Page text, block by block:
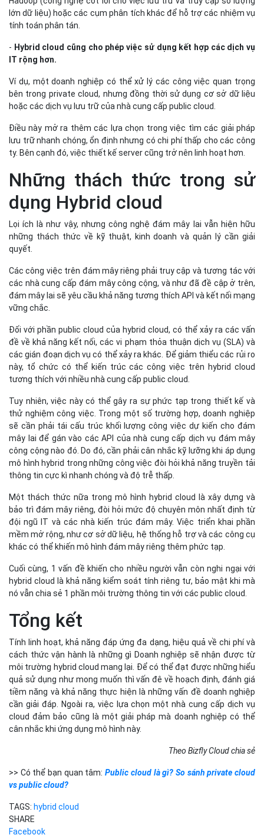
lớn dữ liệu) hoặc các cụm phân tích khác để hỗ trợ các nhiệm vụ
tính toán phân tán.
- Hybrid cloud cũng cho phép việc sử dụng kết hợp các dịch vụ
IT rộng hơn.
Ví dụ, một doanh nghiệp có thể xử lý các công việc quan trọng
bên trong private cloud, nhưng đồng thời sử dụng cơ sở dữ liệu
hoặc các dịch vụ lưu trữ của nhà cung cấp public cloud.
Điều này mở ra thêm các lựa chọn trong việc tìm các giải pháp
lưu trữ nhanh chóng, ổn định nhưng có chi phí thấp cho các công
ty. Bên cạnh đó, việc thiết kế server cũng trở nên linh hoạt hơn.
Những thách thức trong sử
dụng Hybrid cloud
Lọi ích là như vậy, nhưng công nghệ đám mây lai vẫn hiện hữu
những thách thức về kỹ thuật, kinh doanh và quản lý cần giải
quyết.
Các công việc trên đám mây riêng phải truy cập và tương tác với
các nhà cung cấp đám mây công cộng, và như đã đề cập ở trên,
đám mây lai sẽ yêu cầu khả năng tương thích API và kết nối mạng
vững chắc.
Đối với phần public cloud của hybrid cloud, có thể xảy ra các vấn
đề về khả năng kết nối, các vi phạm thỏa thuận dịch vụ (SLA) và
các gián đoạn dịch vụ có thể xảy ra khác. Để giảm thiểu các rủi ro
này, tổ chức có thể kiến trúc các công việc trên hybrid cloud
tương thích với nhiều nhà cung cấp public cloud.
Tuy nhiên, việc này có thể gây ra sự phức tạp trong thiết kế và
thử nghiệm công việc. Trong một số trường hợp, doanh nghiệp
sẽ cần phải tái cấu trúc khối lượng công việc dự kiến cho đám
mây lai để gán vào các API của nhà cung cấp dịch vụ đám mây
công cộng nào đó. Do đó, cần phải cân nhắc kỹ lưỡng khi áp dụng
mô hình hybrid trong những công việc đòi hỏi khả năng truyền tải
thông tin cực kì nhanh chóng và độ trễ thấp.
Một thách thức nữa trong mô hình hybrid cloud là xây dựng và
bảo trì đám mây riêng, đòi hỏi mức độ chuyên môn nhất định từ
đội ngũ IT và các nhà kiến trúc đám mây. Việc triển khai phần
mềm mở rộng, như cơ sở dữ liệu, hệ thống hỗ trợ và các công cụ
khác có thể khiến mô hình đám mây riêng thêm phức tạp.
Cuối cùng, 1 vấn đề khiến cho nhiều người vẫn còn nghi ngại với
hybrid cloud là khả năng kiểm soát tính riêng tư, bảo mật khi mà
nó vẫn chia sẻ 1 phần môi trường thông tin với các public cloud.
Tổng kết
Tính linh hoạt, khả năng đáp ứng đa dạng, hiệu quả về chi phí và
cách thức vận hành là những gì Doanh nghiệp sẽ nhận được từ
môi trường hybrid cloud mang lại. Để có thể đạt được những hiểu
quả sử dụng như mong muốn thì vấn đê về hoạch định, đánh giá
tiềm năng và khả năng thực hiện là những vấn đề doanh nghiệp
cần giải đáp. Ngoài ra, việc lựa chọn một nhà cung cấp dịch vụ
cloud đảm bảo cũng là một giải pháp mà doanh nghiệp có thể
cân nhắc khi ứng dụng mô hình này.
Theo Bizfly Cloud chia sẻ
>> Có thể bạn quan tâm:Public cloud là gì? So sánh private cloud
vs public cloud?
TAGS: hybrid cloud
SHARE